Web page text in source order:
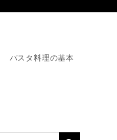
パスタ料理の基本